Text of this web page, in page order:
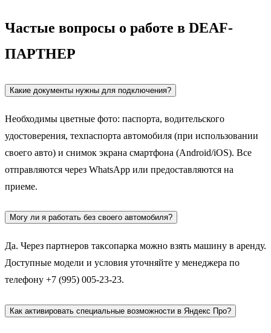
Частые вопросы о работе в DEAF-
ПАРТНЕР
Какие документы нужны для подключения?
Необходимы цветные фото: паспорта, водительского
удостоверения, техпаспорта автомобиля (при использовании
своего авто) и снимок экрана смартфона (Android/iOS). Все
отправляются через WhatsApp или предоставляются на
приеме.
Могу ли я работать без своего автомобиля?
Да. Через партнеров таксопарка можно взять машину в аренду.
Доступные модели и условия уточняйте у менеджера по
телефону +7 (995) 005-23-23.
Как активировать специальные возможности в Яндекс Про?